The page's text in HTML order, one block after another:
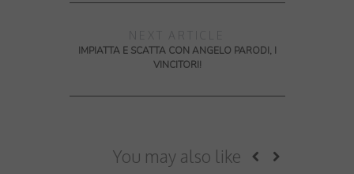
IMPIATTA E SCATTA CON ANGELO PARODI, I
VINCITORI!
You may also like